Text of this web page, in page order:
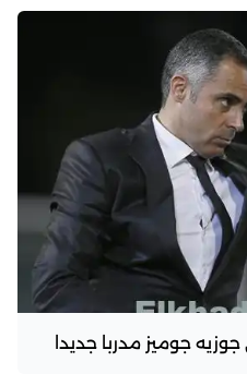
جوميز مدربا جديدا